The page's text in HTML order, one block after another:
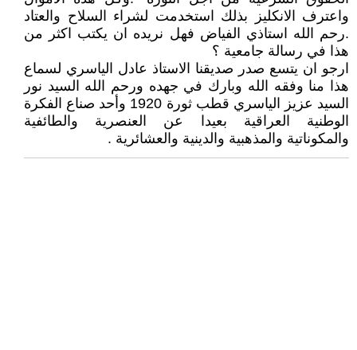
واعترف الانكليز بذلك استخدمت لشراء السلاح والعتاد
.رحم الله استاذي الفياض فهل نريده ان يكتب اكثر من
هذا في رسالة جامعية ؟
ارجو ان يتسع صدر صديقنا الاستاذ عادل الياسري لسماع
هذا منا وفقه الله وبارك في جهده ورحم الله السيد نور
السيد عزيز الياسري قطب ثورة 1920 وأحد صناع الفكرة
الوطنية العراقية بعيدا عن العنصرية والطائفية
والمكوناتية والمذهبية والدينية والعشائرية .